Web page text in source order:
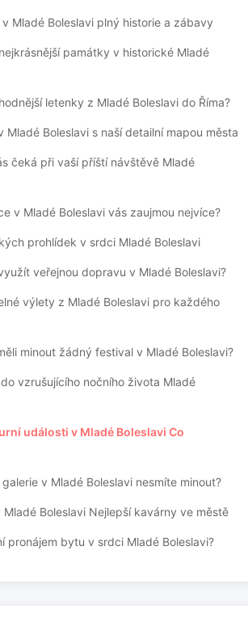
Mladé Boleslavi plný historie a zábavy
památky v historické Mladé
letenky z Mladé Boleslavi do Říma?
Mladé Boleslavi s naší detailní mapou města
čeká při vaší příští návštěvě Mladé
v Mladé Boleslavi vás zaujmou nejvíce?
prohlídek v srdci Mladé Boleslavi
veřejnou dopravu v Mladé Boleslavi?
výlety z Mladé Boleslavi pro každého
minout žádný festival v Mladé Boleslavi?
vzrušujícího nočního života Mladé
události v Mladé Boleslavi Co
v Mladé Boleslavi nesmíte minout?
Mladé Boleslavi Nejlepší kavárny ve městě
pronájem bytu v srdci Mladé Boleslavi?